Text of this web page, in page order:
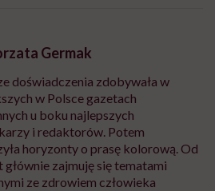
Germak
doświadczenia zdobywała w
w Polsce gazetach
u boku najlepszych
i redaktorów. Potem
horyzonty o prasę kolorową. Od
głównie zajmuję się tematami
ze zdrowiem człowieka